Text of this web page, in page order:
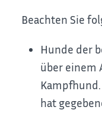
Beachten Sie
Hunde der
über einem
hat